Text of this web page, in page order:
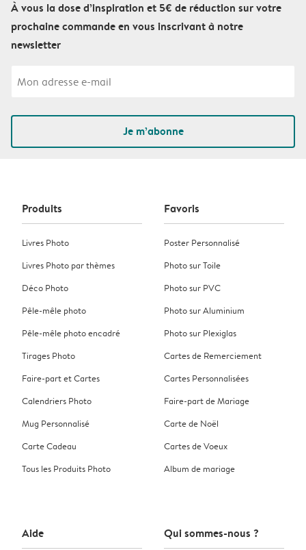
À vous la dose d’inspiration et 5€ de réduction sur votre
prochaine commande en vous inscrivant à notre
newsletter
Je m’abonne
Produits
Livres Photo
Livres Photo par thèmes
Déco Photo
Pêle-mêle photo
Pêle-mêle photo encadré
Tirages Photo
Faire-part et Cartes
Calendriers Photo
Mug Personnalisé
Carte Cadeau
Tous les Produits Photo
Favoris
Poster Personnalisé
Photo sur Toile
Photo sur PVC
Photo sur Aluminium
Photo sur Plexiglas
Cartes de Remerciement
Cartes Personnalisées
Faire-part de Mariage
Carte de Noël
Cartes de Voeux
Album de mariage
Aide Qui sommes-nous ?